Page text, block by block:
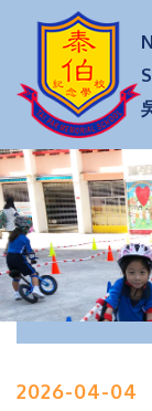
2026-04-04